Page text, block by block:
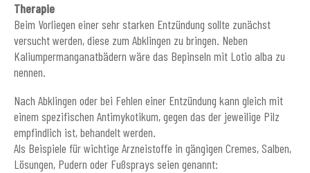
Therapie
Beim Vorliegen einer sehr starken Entzündung sollte zunächst
versucht werden, diese zum Abklingen zu bringen. Neben
Kaliumpermanganatbädern wäre das Bepinseln mit Lotio alba zu
nennen.
Nach Abklingen oder bei Fehlen einer Entzündung kann gleich mit
einem spezifischen Antimykotikum, gegen das der jeweilige Pilz
empfindlich ist, behandelt werden.
Als Beispiele für wichtige Arzneistoffe in gängigen Cremes, Salben,
Lösungen, Pudern oder Fußsprays seien genannt: